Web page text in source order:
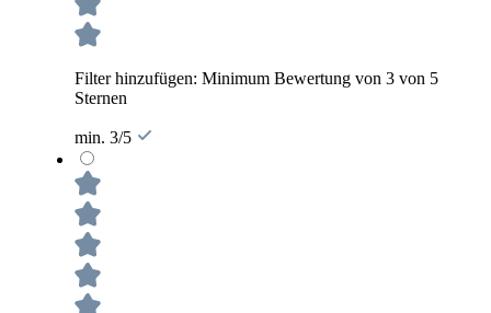
Filter hinzufügen: Minimum Bewertung von 3 von 5
Sternen
min. 3/5